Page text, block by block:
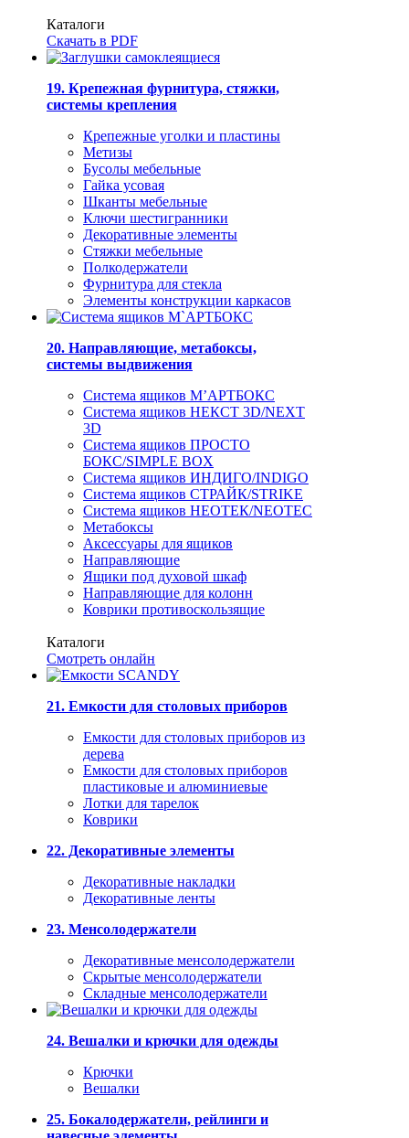
Каталоги
Скачать в PDF
19. Крепежная фурнитура, стяжки,
системы крепления
Крепежные уголки и пластины
Метизы
Бусолы мебельные
Гайка усовая
Шканты мебельные
Ключи шестигранники
Декоративные элементы
Стяжки мебельные
Полкодержатели
Фурнитура для стекла
Элементы конструкции каркасов
20. Направляющие, метабоксы,
системы выдвижения
Система ящиков М’АРТБОКС
Система ящиков НЕКСТ 3D/NEXT
3D
Система ящиков ПРОСТО
БОКС/SIMPLE BOX
Система ящиков ИНДИГО/INDIGO
Система ящиков СТРАЙК/STRIKE
Система ящиков НЕОТЕК/NEOTEC
Метабоксы
Аксессуары для ящиков
Направляющие
Ящики под духовой шкаф
Направляющие для колонн
Коврики противоскользящие
Каталоги
Смотреть онлайн
21. Емкости для столовых приборов
Емкости для столовых приборов из
дерева
Емкости для столовых приборов
пластиковые и алюминиевые
Лотки для тарелок
Коврики
22. Декоративные элементы
Декоративные накладки
Декоративные ленты
23. Менсолодержатели
Декоративные менсолодержатели
Скрытые менсолодержатели
Складные менсолодержатели
24. Вешалки и крючки для одежды
Крючки
Вешалки
25. Бокалодержатели, рейлинги и